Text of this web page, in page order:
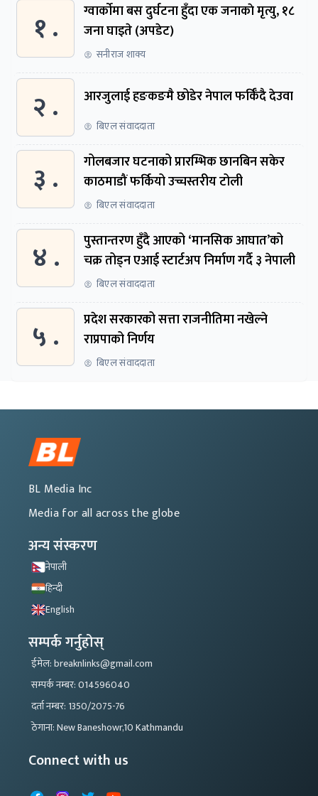
१ .
ग्वार्काेमा बस दुर्घटना हुँदा एक जनाकाे मृत्यु, १८
जना घाइते (अपडेट)
सनीराज शाक्य
२ . आरजुलाई हङकङमै छोडेर नेपाल फर्किँदै देउवा
बिएल संवाददाता
३ .
गोलबजार घटनाको प्रारम्भिक छानबिन सकेर
काठमाडौं फर्कियो उच्चस्तरीय टोली
बिएल संवाददाता
४ .
पुस्तान्तरण हुँदै आएको ‘मानसिक आघात’को
चक्र तोड्न एआई स्टार्टअप निर्माण गर्दै ३ नेपाली
बिएल संवाददाता
५ .
प्रदेश सरकारको सत्ता राजनीतिमा नखेल्ने
राप्रपाको निर्णय
बिएल संवाददाता
BL Media Inc
Media for all across the globe
अन्य संस्करण
नेपाली
हिन्दी
English
सम्पर्क गर्नुहोस्
ईमेल: breaknlinks@gmail.com
सम्पर्क नम्बर: 014596040
दर्ता नम्बर: 1350/2075-76
ठेगाना: New Baneshowr,10 Kathmandu
Connect with us